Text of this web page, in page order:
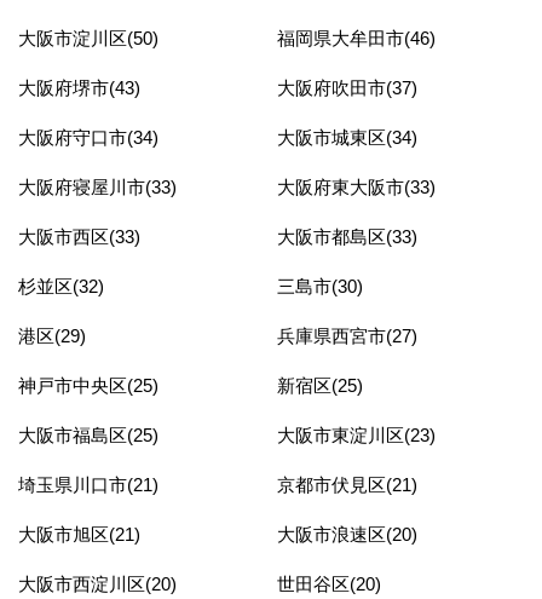
大阪市淀川区(50) 福岡県大牟田市(46)
大阪府堺市(43) 大阪府吹田市(37)
大阪府守口市(34) 大阪市城東区(34)
大阪府寝屋川市(33) 大阪府東大阪市(33)
大阪市西区(33) 大阪市都島区(33)
杉並区(32) 三島市(30)
港区(29) 兵庫県西宮市(27)
神戸市中央区(25) 新宿区(25)
大阪市福島区(25) 大阪市東淀川区(23)
埼玉県川口市(21) 京都市伏見区(21)
大阪市旭区(21) 大阪市浪速区(20)
大阪市西淀川区(20) 世田谷区(20)